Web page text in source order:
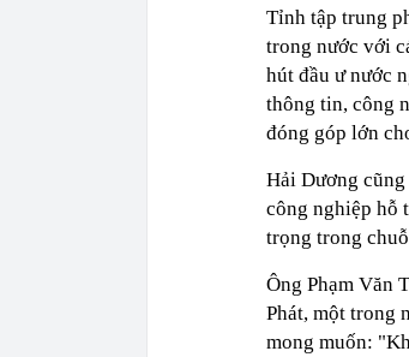
Tỉnh tập trung
trong nước với
hút đầu ư nước
thông tin, công
đóng góp lớn
Hải Dương
công nghiệp hỗ
trọng trong
Ông Phạm Văn
Phát, một trong
mong muốn: